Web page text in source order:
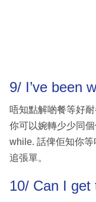
9/ I’ve been
唔知點解啲餐等好
你可以婉轉少少同
while. 話俾佢知你
追張單。
10/ Can I get